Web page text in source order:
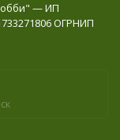
— ИП
ОГРНИП